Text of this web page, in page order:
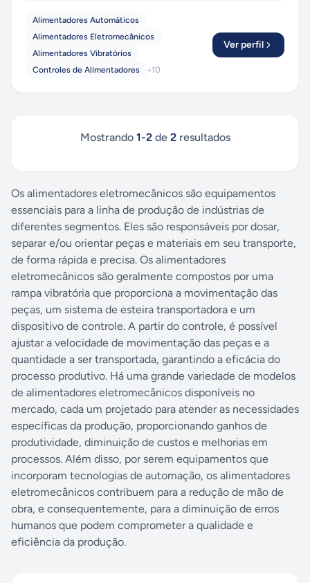
Alimentadores Automáticos
Alimentadores Eletromecânicos
Alimentadores Vibratórios
Controles de Alimentadores
+10
Ver perfil
Mostrando 1-2de 2resultados
Os alimentadores eletromecânicos são equipamentos
essenciais para a linha de produção de indústrias de
diferentes segmentos. Eles são responsáveis por dosar,
separar e/ou orientar peças e materiais em seu transporte,
de forma rápida e precisa. Os alimentadores
eletromecânicos são geralmente compostos por uma
rampa vibratória que proporciona a movimentação das
peças, um sistema de esteira transportadora e um
dispositivo de controle. A partir do controle, é possível
ajustar a velocidade de movimentação das peças e a
quantidade a ser transportada, garantindo a eficácia do
processo produtivo. Há uma grande variedade de modelos
de alimentadores eletromecânicos disponíveis no
mercado, cada um projetado para atender as necessidades
específicas da produção, proporcionando ganhos de
produtividade, diminuição de custos e melhorias em
processos. Além disso, por serem equipamentos que
incorporam tecnologias de automação, os alimentadores
eletromecânicos contribuem para a redução de mão de
obra, e consequentemente, para a diminuição de erros
humanos que podem comprometer a qualidade e
eficiência da produção.